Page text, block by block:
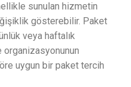
sunulan hizmetin
gösterebilir. Paket
veya haftalık
organizasyonunun
uygun bir paket tercih